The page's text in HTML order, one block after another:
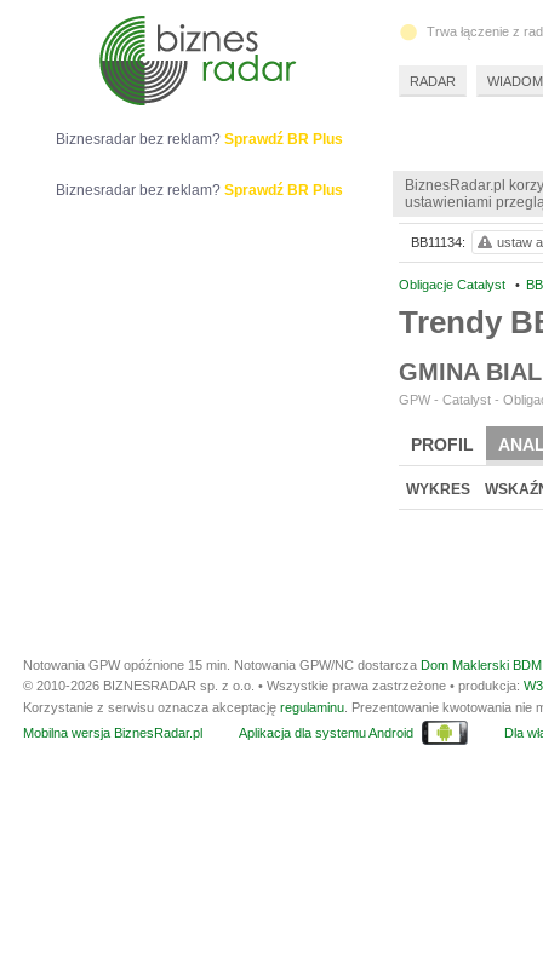
BiznesRadar.pl
ustawieniami
Obligacje Catalyst •
Trendy
GMINA
GPW - Catalyst -
PROFIL
WYKRES
BB11134: ustaw
Biznesradar bez reklam? Sprawdź BR Plus
Biznesradar bez reklam? Sprawdź BR Plus
Trwa łączenie z
RADAR
Notowania GPW opóźnione 15 min. Notowania GPW/NC dostarcza Dom Maklerski
© 2010-2026 BIZNESRADAR sp. z o.o. • Wszystkie prawa zastrzeżone • produkcja:
Korzystanie z serwisu oznacza akceptację regulaminu . Prezentowanie kwotowania
Mobilna wersja BiznesRadar.pl
Aplikacja dla systemu Android Dla